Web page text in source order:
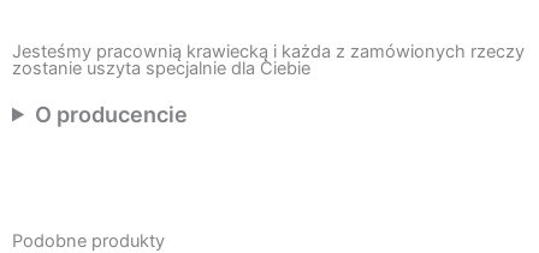
Jesteśmy pracownią krawiecką i każda z zamówionych rzeczy
zostanie uszyta specjalnie dla Ciebie
O producencie
Podobne produkty